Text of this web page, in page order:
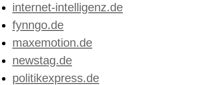
internet-intelligenz.de
fynngo.de
maxemotion.de
newstag.de
politikexpress.de